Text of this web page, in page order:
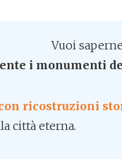
Vuoi
i monumenti
ricostruzioni
città eterna.